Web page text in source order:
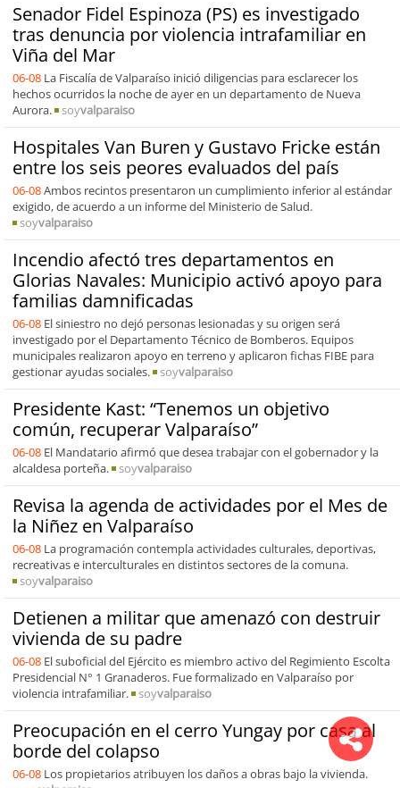
Senador Fidel Espinoza (PS) es investigado
tras denuncia por violencia intrafamiliar en
Viña del Mar
06-08 La Fiscalía de Valparaíso inició diligencias para esclarecer los
hechos ocurridos la noche de ayer en un departamento de Nueva
Aurora.
soyvalparaiso
Hospitales Van Buren y Gustavo Fricke están
entre los seis peores evaluados del país
06-08Ambos recintos presentaron un cumplimiento inferior al estándar
exigido, de acuerdo a un informe del Ministerio de Salud.
soyvalparaiso
Incendio afectó tres departamentos en
Glorias Navales: Municipio activó apoyo para
familias damnificadas
06-08 El siniestro no dejó personas lesionadas y su origen será
investigado por el Departamento Técnico de Bomberos. Equipos
municipales realizaron apoyo en terreno y aplicaron fichas FIBE para
gestionar ayudas sociales.
soyvalparaiso
Presidente Kast: “Tenemos un objetivo
común, recuperar Valparaíso”
06-08 El Mandatario afirmó que desea trabajar con el gobernador y la
alcaldesa porteña.
soyvalparaiso
Revisa la agenda de actividades por el Mes de
la Niñez en Valparaíso
06-08 La programación contempla actividades culturales, deportivas,
recreativas e interculturales en distintos sectores de la comuna.
soyvalparaiso
Detienen a militar que amenazó con destruir
vivienda de su padre
06-08 El suboficial del Ejército es miembro activo del Regimiento Escolta
Presidencial N° 1 Granaderos. Fue formalizado en Valparaíso por
violencia intrafamiliar.
soyvalparaiso
Preocupación en el cerro Yungay por casa al
borde del colapso
06-08 Los propietarios atribuyen los daños a obras bajo la vivienda.